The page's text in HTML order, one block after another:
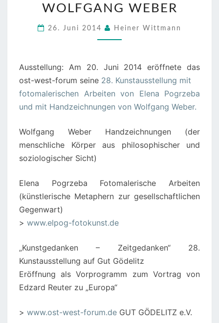
POGRZEBA
UND
MIT
VON
WOLFGANG
WEBER
WOLFGANG WEBER
26. Juni 2014 Heiner Wittmann
Ausstellung: Am 20. Juni 2014 eröffnete das
ost-west-forum seine 28. Kunstausstellung mit
fotomalerischen Arbeiten von Elena Pogrzeba
und mit Handzeichnungen von Wolfgang Weber.
Wolfgang Weber Handzeichnungen (der
menschliche Körper aus philosophischer und
soziologischer Sicht)
Elena Pogrzeba Fotomalerische Arbeiten
(künstlerische Metaphern zur gesellschaftlichen
Gegenwart)
> www.elpog-fotokunst.de
„Kunstgedanken – Zeitgedanken“ 28.
Kunstausstellung auf Gut Gödelitz
Eröffnung als Vorprogramm zum Vortrag von
Edzard Reuter zu „Europa“
> www.ost-west-forum.de GUT GÖDELITZ e.V.